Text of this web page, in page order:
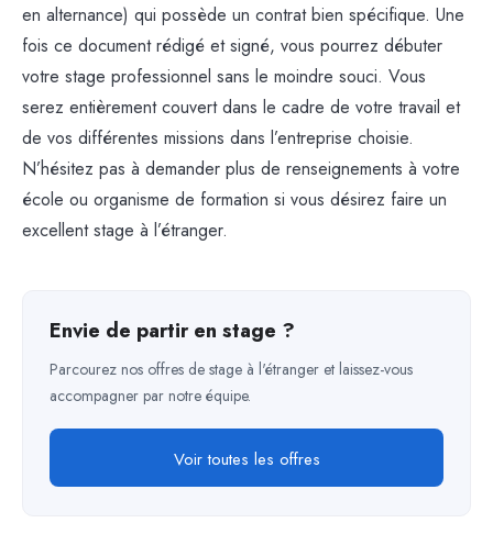
en alternance) qui possède un contrat bien spécifique. Une
fois ce document rédigé et signé, vous pourrez débuter
votre stage professionnel sans le moindre souci. Vous
serez entièrement couvert dans le cadre de votre travail et
de vos différentes missions dans l’entreprise choisie.
N’hésitez pas à demander plus de renseignements à votre
école ou organisme de formation si vous désirez faire un
excellent stage à l’étranger.
Envie de partir en stage ?
Parcourez nos offres de stage à l'étranger et laissez-vous
accompagner par notre équipe.
Voir toutes les offres